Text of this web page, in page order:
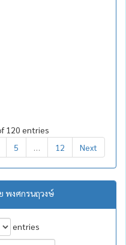
120 entries
5 12 Next
พงศกรนฤวงษ์
entries